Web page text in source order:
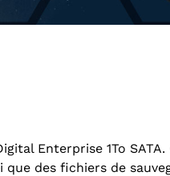
Enterprise 1To SATA.
des fichiers de